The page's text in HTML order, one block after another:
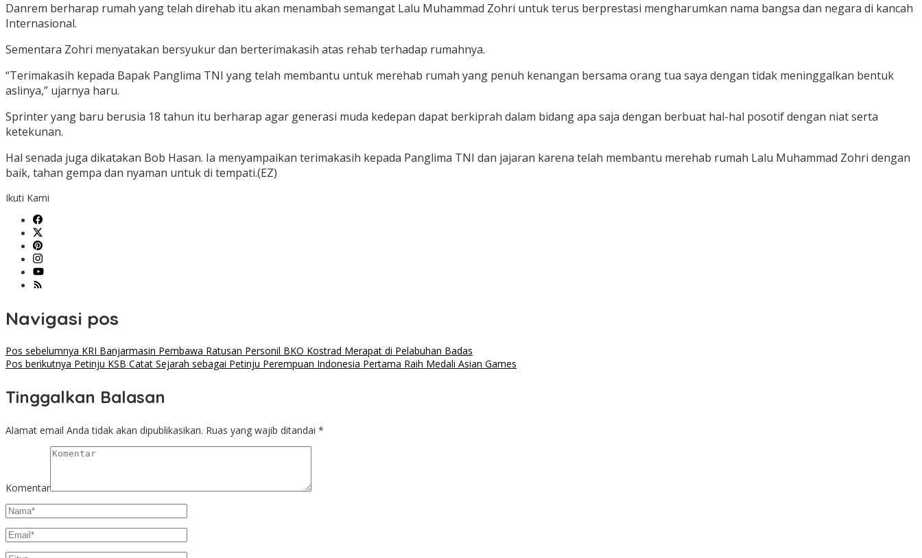
Danrem berharap rumah yang telah direhab itu akan menambah semangat Lalu Muhammad Zohri untuk terus berprestasi mengharumkan nama bangsa dan negara di kancah
Internasional.
Sementara Zohri menyatakan bersyukur dan berterimakasih atas rehab terhadap rumahnya.
“Terimakasih kepada Bapak Panglima TNI yang telah membantu untuk merehab rumah yang penuh kenangan bersama orang tua saya dengan tidak meninggalkan bentuk
aslinya,” ujarnya haru.
Sprinter yang baru berusia 18 tahun itu berharap agar generasi muda kedepan dapat berkiprah dalam bidang apa saja dengan berbuat hal-hal posotif dengan niat serta
ketekunan.
Hal senada juga dikatakan Bob Hasan. Ia menyampaikan terimakasih kepada Panglima TNI dan jajaran karena telah membantu merehab rumah Lalu Muhammad Zohri dengan
baik, tahan gempa dan nyaman untuk di tempati.(EZ)
Ikuti Kami
Navigasi pos
Pos sebelumnya KRI Banjarmasin Pembawa Ratusan Personil BKO Kostrad Merapat di Pelabuhan Badas
Pos berikutnya Petinju KSB Catat Sejarah sebagai Petinju Perempuan Indonesia Pertama Raih Medali Asian Games
Tinggalkan Balasan
Alamat email Anda tidak akan dipublikasikan. Ruas yang wajib ditandai *
Komentar